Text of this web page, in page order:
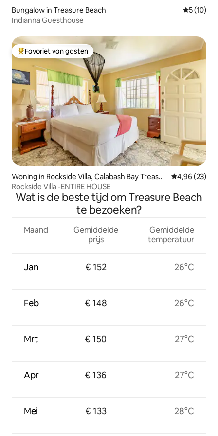
Bungalow in Treasure Beach
5 (10)
Indianna Guesthouse
Topfavoriet van gasten
Favoriet van gasten
Woning in Rockside Villa, Calabash Bay Treasur
e Beach Great Bay St. Elizabeth 00000 Jamaic
Gemiddelde
4,96 (23)
Rockside Villa -ENTIRE HOUSE
Wat is de beste tijd om Treasure Beach
te bezoeken?
Maand
Jan
Feb
Mrt
Apr
Mei
Gemiddelde
prijs
€ 152
€ 148
€ 150
€ 136
€ 133
Gemiddelde
temperatuur
26°C
26°C
27°C
27°C
28°C